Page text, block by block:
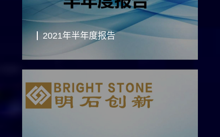
2021年半年度报告